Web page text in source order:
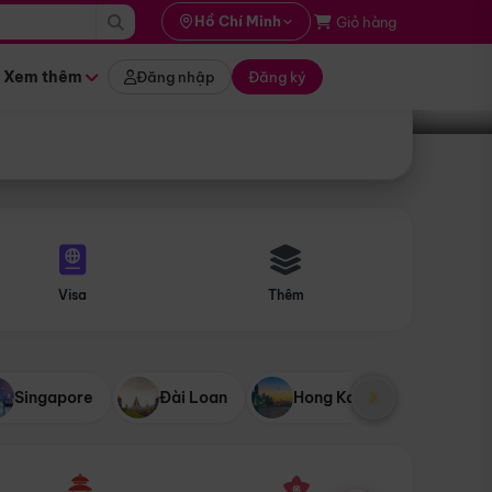
Hồ Chí Minh Giỏ hàng
Xem thêm Đăng nhập Đăng ký
Tìm tour
Visa Thêm
Singapore Đài Loan Hong Kong